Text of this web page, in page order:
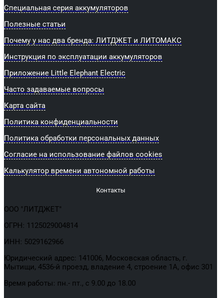
Специальная серия аккумуляторов
Полезные статьи
Почему у нас два бренда: ЛИТДЖЕТ и ЛИТОМАКС
Инструкция по эксплуатации аккумуляторов
Приложение Little Elephant Electric
Часто задаваемые вопросы
Карта сайта
Политика конфиденциальности
Политика обработки персональных данных
Согласие на использование файлов cookies
Калькулятор времени автономной работы
Контакты
ООО "ЛИТДЖЕТ"
ОГРН: 1125029004814
ИНН: 5029162966
Юридический адрес: 141006, Московская область, г.
Мытищи, 4536-й проезд, владение 4, строение 1А, офис 301
Время работы: пн.- пт., с 9.00 до 18.00